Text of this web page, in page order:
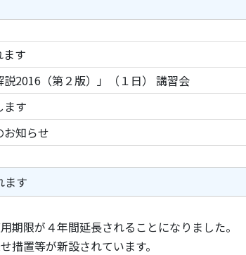
す
説2016（第２版）」（１日） 講習会
ます
お知らせ
ます
限が４年間延長されることになりました。
措置等が新設されています。